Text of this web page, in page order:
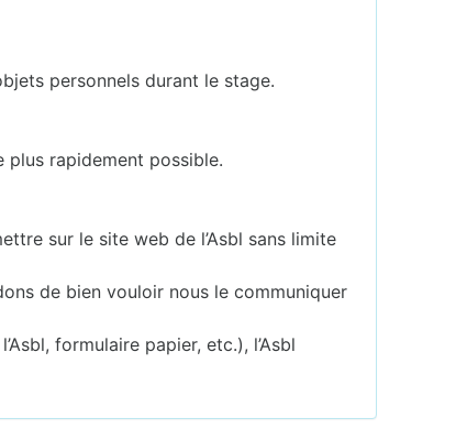
personnels durant le stage.
plus rapidement possible.
sur le site web de l’Asbl sans limite
de bien vouloir nous le communiquer
formulaire papier, etc.), l’Asbl